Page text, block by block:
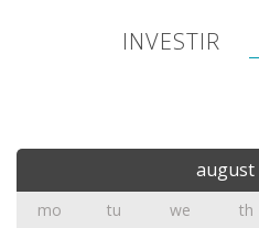
INVESTIR
august
mo tu we th